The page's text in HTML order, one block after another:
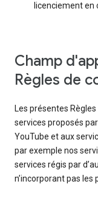
licenciement en
Champ
Règles de
Les présentes
services proposés
YouTube et aux
par exemple nos
services régis par
n’incorporant pas les